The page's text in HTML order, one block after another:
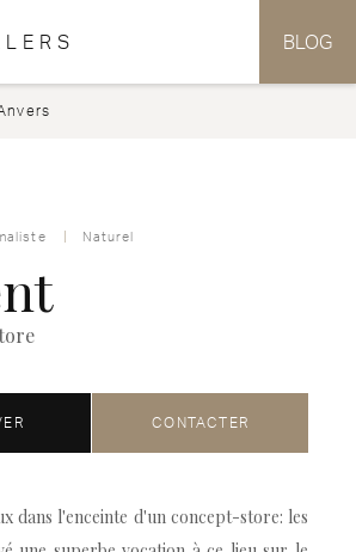
BLOG
Naturel
CONTACTER
dans l'enceinte d'un concept-store: les